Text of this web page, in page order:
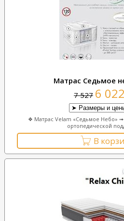
Матрас Седьмое
7 527 6 022
❖ Матрас Velam «Седьмое Небо» ➟
ортопедической
В